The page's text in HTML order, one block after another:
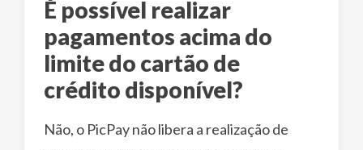
É possível realizar
pagamentos acima do
limite do cartão de
crédito disponível?
Não, o PicPay não libera a realização de